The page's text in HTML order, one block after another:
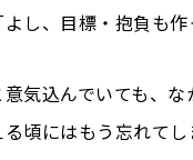
よし、目標・抱負も
意気込んでいても、
る頃にはもう忘れてし